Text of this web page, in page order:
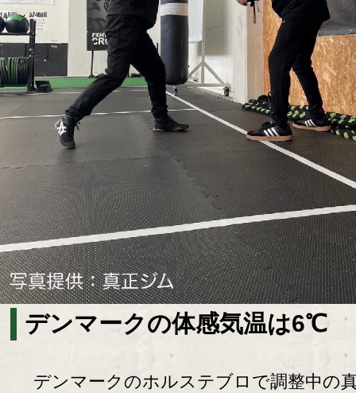
デンマークの体感気温は6℃
デンマークのホルステブロで調整中の